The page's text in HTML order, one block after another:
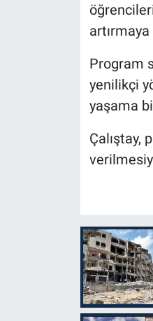
Program
yenilikçi
yaşama
Çalıştay,